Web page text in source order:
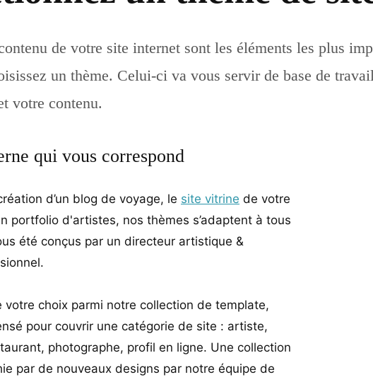
de votre site internet sont les éléments les plus
un thème. Celui-ci va vous servir de base de
votre contenu.
qui vous correspond
d’un blog de voyage, le site vitrine de votre
portfolio d'artistes, nos thèmes s’adaptent à tous
été conçus par un directeur artistique &
votre choix parmi notre collection de template,
pour couvrir une catégorie de site : artiste,
photographe, profil en ligne. Une collection
par de nouveaux designs par notre équipe de